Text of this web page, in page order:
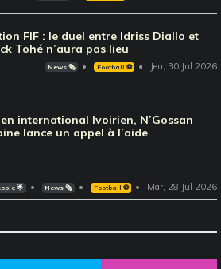
FIF : le duel entre Idriss Diallo et
Tohé n’aura pas lieu
News 🗞️ Football ⚽️ Jeu, 30 Jul 2026
international Ivoirien, N’Gossan
lance un appel à l’aide
🌟 News 🗞️ Football ⚽️ Mar, 28 Jul 2026